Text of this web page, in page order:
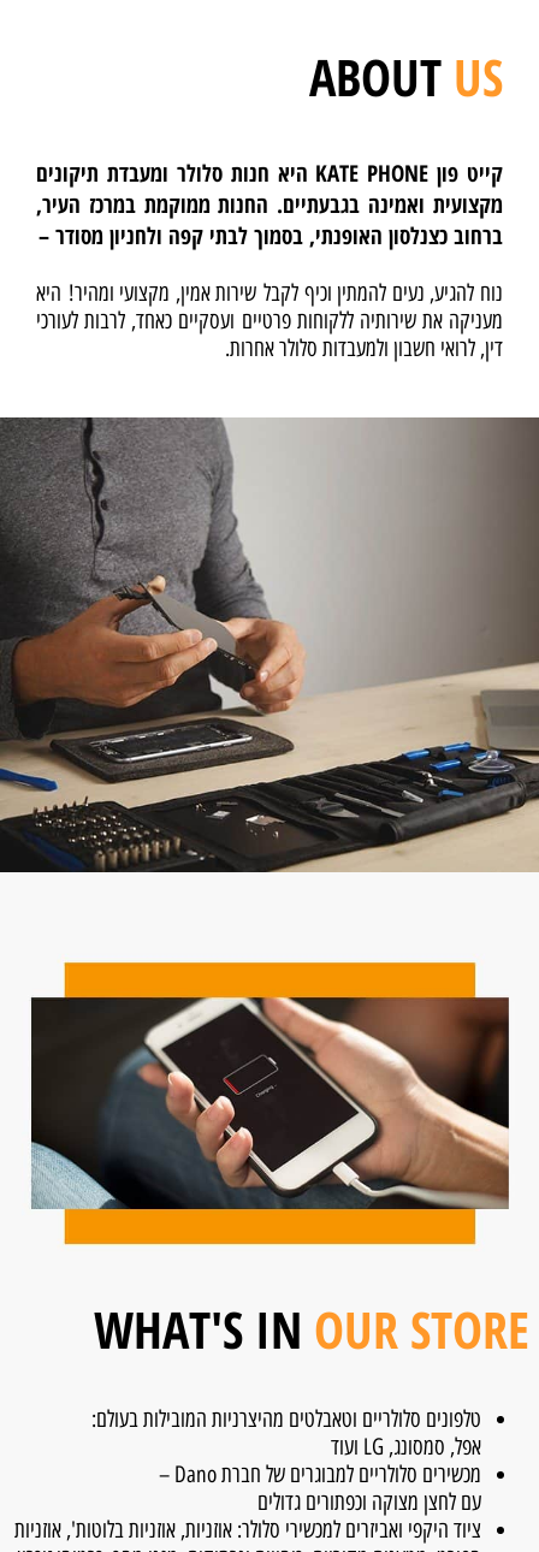
ABOUT US
קייט פון KATE PHONE היא חנות סלולר ומעבדת תיקונים
מקצועית ואמינה בגבעתיים. החנות ממוקמת במרכז העיר,
ברחוב כצנלסון האופנתי, בסמוך לבתי קפה ולחניון מסודר –
נוח להגיע, נעים להמתין וכיף לקבל שירות אמין, מקצועי ומהיר! היא
מעניקה את שירותיה ללקוחות פרטיים ועסקיים כאחד, לרבות לעורכי
דין, לרואי חשבון ולמעבדות סלולר אחרות.
WHAT'S IN OUR STORE
טלפונים סלולריים וטאבלטים מהיצרניות המובילות בעולם:
אפל, סמסונג, LG ועוד
מכשירים סלולריים למבוגרים של חברת Dano –
עם לחצן מצוקה וכפתורים גדולים
ציוד היקפי ואביזרים למכשירי סלולר: אוזניות, אוזניות בלוטות', אוזניות